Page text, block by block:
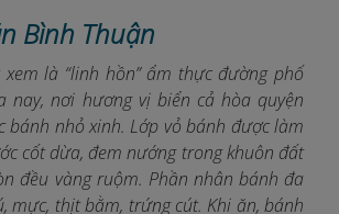
Bình Thuận
là “linh hồn” ẩm thực đường phố
nay, nơi hương vị biển cả hòa quyện
bánh nhỏ xinh. Lớp vỏ bánh được làm
cốt dừa, đem nướng trong khuôn đất
đều vàng ruộm. Phần nhân bánh đa
mực, thịt bằm, trứng cút. Khi ăn, bánh